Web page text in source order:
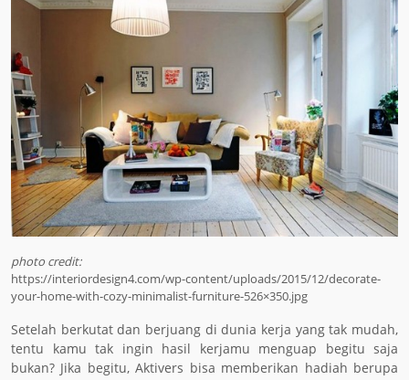
photo credit:
https://interiordesign4.com/wp-content/uploads/2015/12/decorate-
your-home-with-cozy-minimalist-furniture-526×350.jpg
Setelah berkutat dan berjuang di dunia kerja yang tak mudah,
tentu kamu tak ingin hasil kerjamu menguap begitu saja
bukan? Jika begitu, Aktivers bisa memberikan hadiah berupa